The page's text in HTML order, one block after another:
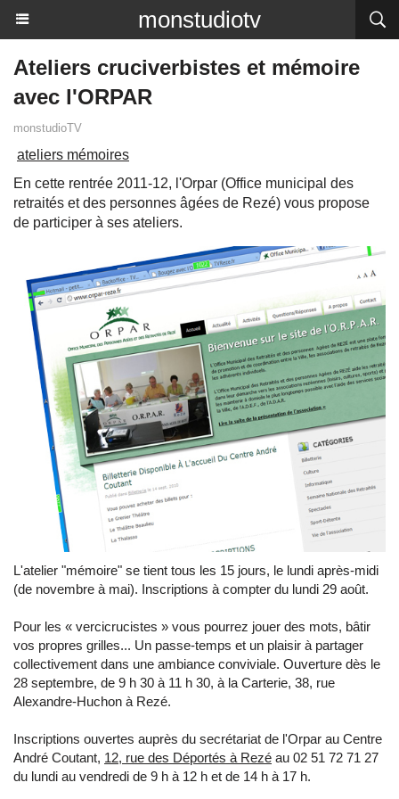
monstudiotv
Ateliers cruciverbistes et mémoire
avec l'ORPAR
monstudioTV
ateliers mémoires
En cette rentrée 2011-12, l'Orpar (Office municipal des
retraités et des personnes âgées de Rezé) vous propose
de participer à ses ateliers.
L'atelier "mémoire" se tient tous les 15 jours, le lundi après-midi
(de novembre à mai). Inscriptions à compter du lundi 29 août.
Pour les « vercicrucistes » vous pourrez jouer des mots, bâtir
vos propres grilles... Un passe-temps et un plaisir à partager
collectivement dans une ambiance conviviale. Ouverture dès le
28 septembre, de 9 h 30 à 11 h 30, à la Carterie, 38, rue
Alexandre-Huchon à Rezé.
Inscriptions ouvertes auprès du secrétariat de l'Orpar au Centre
André Coutant, 12, rue des Déportés à Rezé au 02 51 72 71 27
du lundi au vendredi de 9 h à 12 h et de 14 h à 17 h.